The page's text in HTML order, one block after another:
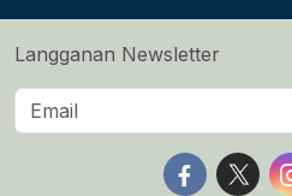
Langganan Newsletter
Follow